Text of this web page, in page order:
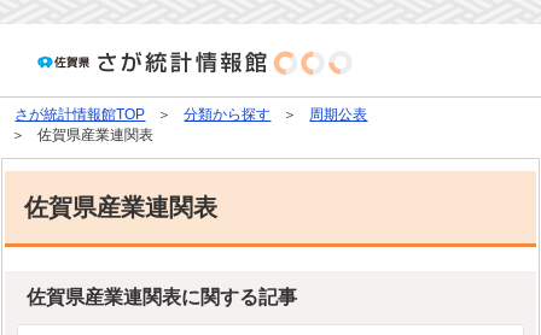
さが統計情報館TOP 分類から探す
周期公表
佐賀県産業連関表
佐賀県産業連関表
佐賀県産業連関表に関する記事